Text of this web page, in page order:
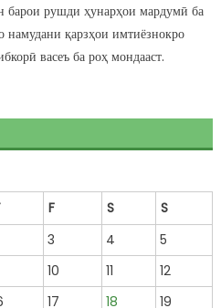
рушди ҳунарҳои мардумӣ ба
намудани қарзҳои имтиёзнокро
васеъ ба роҳ мондааст.
F S
S
3 4
5
10 11
12
17 18
19